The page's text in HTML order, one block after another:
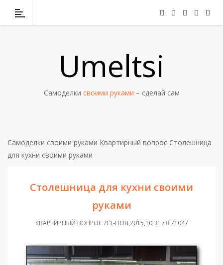
Umeltsi
Самоделки своими руками – сделай сам
Самоделки своими руками Квартирный вопрос Столешница
для кухни своими руками
Столешница для кухни своими
руками
КВАРТИРНЫЙ ВОПРОС /11-НОЯ,2015,10;31 / 71047